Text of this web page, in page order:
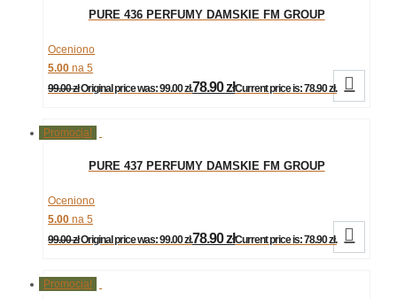
PURE 436 PERFUMY DAMSKIE FM GROUP
Oceniono
5.00 na 5
99.00zł Original price was: 99.00 zł.78.90złCurrent price is: 78.90 zł. 
Promocja!
PURE 437 PERFUMY DAMSKIE FM GROUP
Oceniono
5.00 na 5
99.00złOriginal price was: 99.00 zł.78.90złCurrent price is: 78.90 zł. 
Promocja!